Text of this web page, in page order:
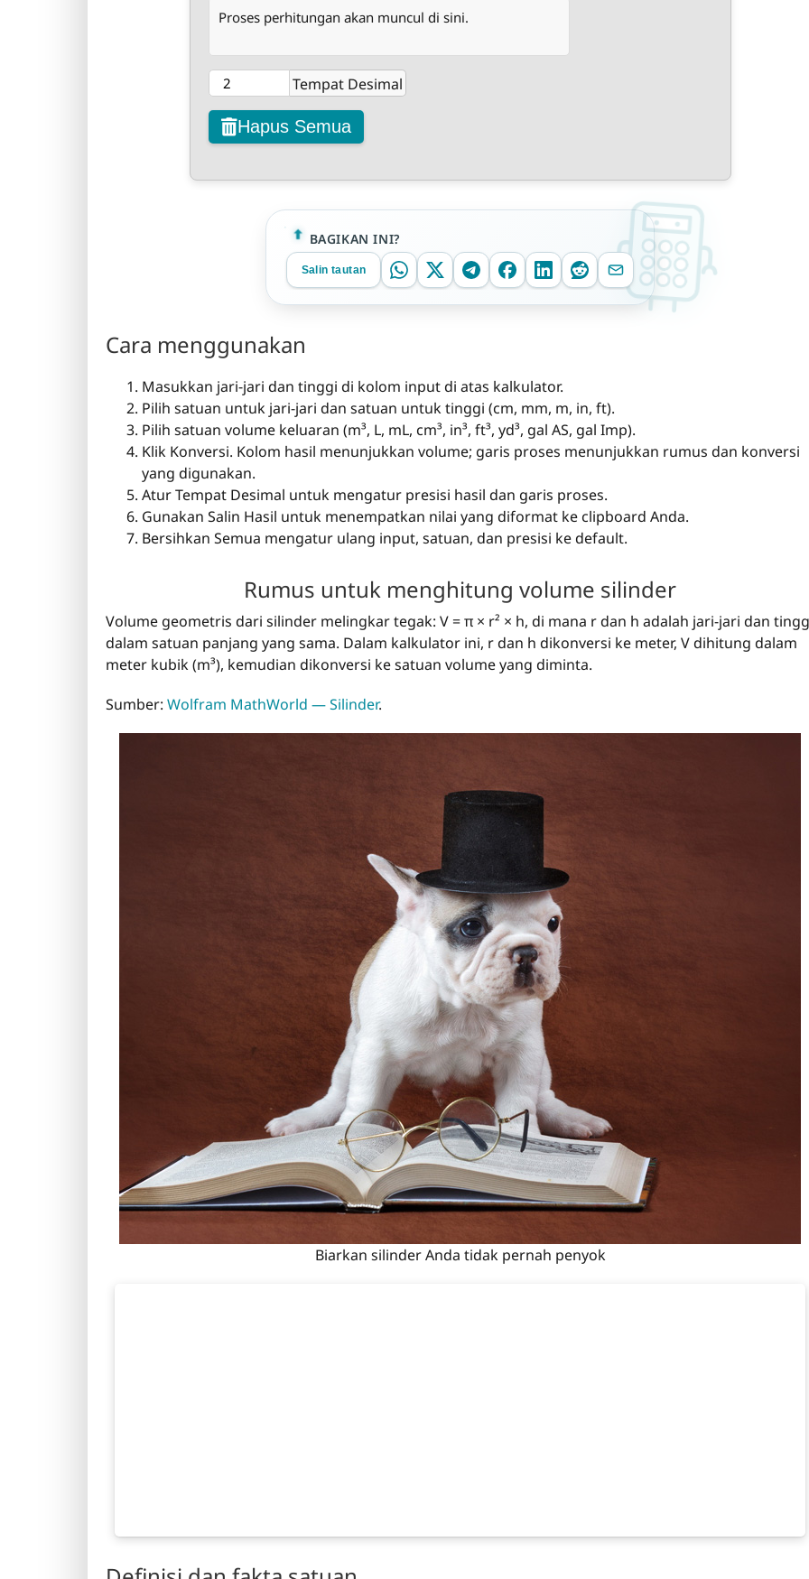
Proses perhitungan akan muncul di sini.
Tempat Desimal
Hapus Semua
BAGIKAN INI?
Salin tautan
Cara menggunakan
Masukkan jari-jari dan tinggi di kolom input di atas kalkulator.
Pilih satuan untuk jari-jari dan satuan untuk tinggi (cm, mm, m, in, ft).
Pilih satuan volume keluaran (m³, L, mL, cm³, in³, ft³, yd³, gal AS, gal Imp).
Klik Konversi. Kolom hasil menunjukkan volume; garis proses menunjukkan rumus dan konversi
yang digunakan.
Atur Tempat Desimal untuk mengatur presisi hasil dan garis proses.
Gunakan Salin Hasil untuk menempatkan nilai yang diformat ke clipboard Anda.
Bersihkan Semua mengatur ulang input, satuan, dan presisi ke default.
Rumus untuk menghitung volume silinder
Volume geometris dari silinder melingkar tegak: V = π × r² × h, di mana r dan h adalah jari-jari dan
dalam satuan panjang yang sama. Dalam kalkulator ini, r dan h dikonversi ke meter, V dihitung dalam
meter kubik (m³), kemudian dikonversi ke satuan volume yang diminta.
Sumber: Wolfram MathWorld — Silinder.
Biarkan silinder Anda tidak pernah penyok